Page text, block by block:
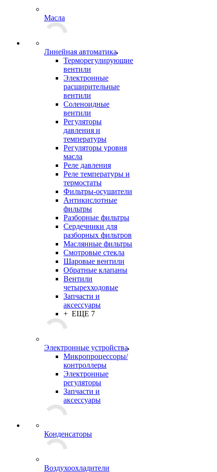
Масла
Линейная автоматика
Терморегулирующие
вентили
Электронные
расширительные
вентили
Соленоидные
вентили
Регуляторы
давления и
температуры
Регуляторы уровня
масла
Реле давления
Реле температуры и
термостаты
Фильтры-осушители
Антикислотные
фильтры
Разборные фильтры
Сердечники для
разборных фильтров
Маслянные фильтры
Смотровые стекла
Шаровые вентили
Обратные клапаны
Вентили
четырехходовые
Запчасти и
аксессуары
+ ЕЩЕ 7
Электронные устройства
Микропроцессоры/
контроллеры
Электронные
регуляторы
Запчасти и
аксессуары
Конденсаторы
Воздухоохладители